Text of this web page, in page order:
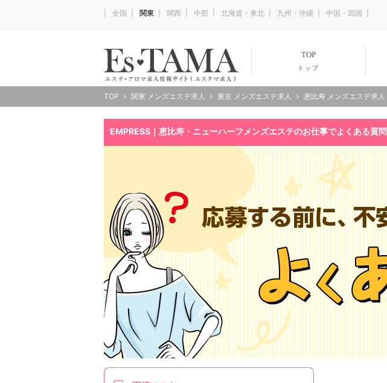
全国 関東 関西 中部 北海道・東北 九州・沖縄 中国・四国
TOP
トップ
TOP 関東 メンズエステ求人 東京 メンズエステ求人 恵比寿 メンズエステ求人
EMPRESS｜恵比寿・ニューハーフメンズエステのお仕事でよくある質問